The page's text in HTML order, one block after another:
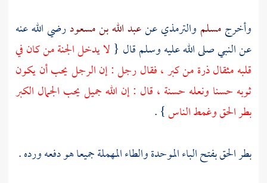
وأخرجمسلم والترمذيعنعبد الله بن مسعودرضي الله عنه
عن النبي صلى الله عليه وسلم قال { لا يدخل الجنة من كان في
قلبه مثقال ذرة من كبر ، فقال رجل : إن الرجل يحب أن يكون
ثوبه حسنا ونعله حسنة ، قال : إن الله جميل يحب الجمال الكبر
بطر الحق وغمط الناس} .
بطر الحق بفتح الباء الموحدة والطاء المهملة جميعا هو دفعه ورده .